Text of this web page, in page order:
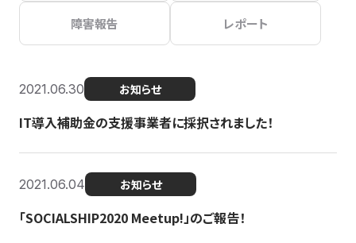
障害報告 レポート
2021.06.30 お知らせ
IT導入補助金の支援事業者に採択されました！
2021.06.04 お知らせ
「SOCIALSHIP2020 Meetup!」のご報告！